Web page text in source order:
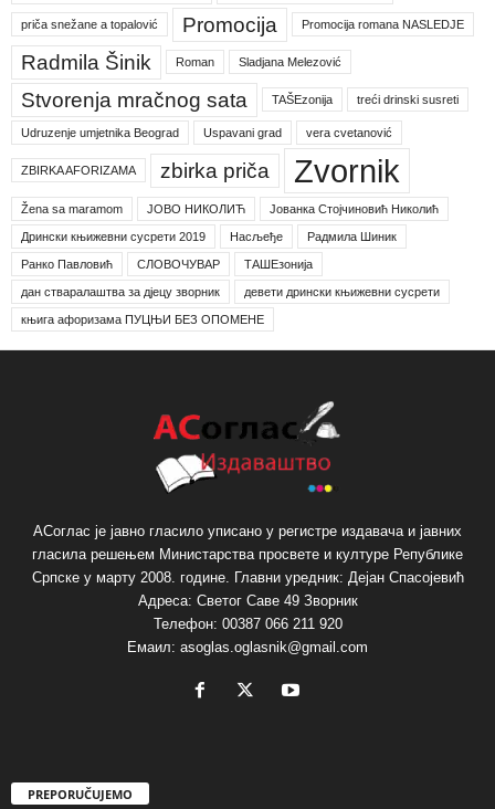
priča snežane a topalović Promocija Promocija romana NASLEDJE
Radmila Šinik Roman Sladjana Melezović
Stvorenja mračnog sata TAŠEzonija treći drinski susreti
Udruzenje umjetnika Beograd Uspavani grad vera cvetanović
ZBIRKA AFORIZAMA zbirka priča Zvornik
Žena sa maramom ЈОВО НИКОЛИЋ Јованка Стојчиновић Николић
Дрински књижевни сусрети 2019 Насљеђе Радмила Шиник
Ранко Павловић СЛОВОЧУВАР ТАШЕзонија
дан стваралаштва за дјецу зворник девети дрински књижевни сусрети
књига афоризама ПУЦЊИ БЕЗ ОПОМЕНЕ
АСоглас је јавно гласило уписано у регистре издавача и јавних
гласила решењем Министарства просвете и културе Републике
Српске у марту 2008. године. Главни уредник: Дејан Спасојевић
Адреса: Светог Саве 49 Зворник
Телефон: 00387 066 211 920
Емаил: asoglas.oglasnik@gmail.com
PREPORUČUJEMO